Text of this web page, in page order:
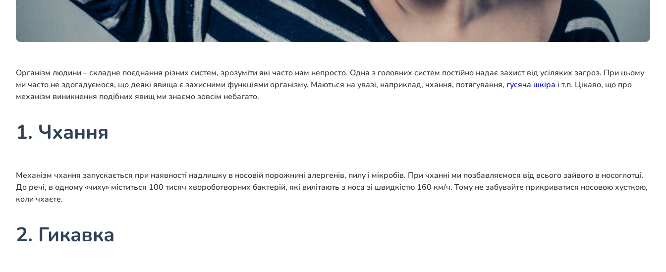
Організм людини – складне поєднання різних систем, зрозуміти які часто нам непросто. Одна з головних систем постійно надає захист від усіляких загроз. При цьому
ми часто не здогадуємося, що деякі явища є захисними функціями організму. Маються на увазі, наприклад, чхання, потягування, гусяча шкіра і т.п. Цікаво, що про
механізм виникнення подібних явищ ми знаємо зовсім небагато.
1. Чхання
Механізм чхання запускається при наявності надлишку в носовій порожнині алергенів, пилу і мікробів. При чханні ми позбавляємося від всього зайвого в носоглотці.
До речі, в одному «чиху» міститься 100 тисяч хвороботворних бактерій, які вилітають з носа зі швидкістю 160 км/ч. Тому не забувайте прикриватися носовою хусткою,
коли чхаєте.
2. Гикавка